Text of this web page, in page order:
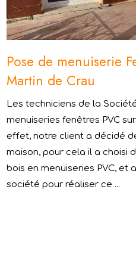
Pose de menuiserie
Martin de Crau
Les techniciens de la
menuiseries fenêtres PVC
effet, notre client a décidé
maison, pour cela il a choisi
bois en menuiseries PVC, et
société pour réaliser ce ...